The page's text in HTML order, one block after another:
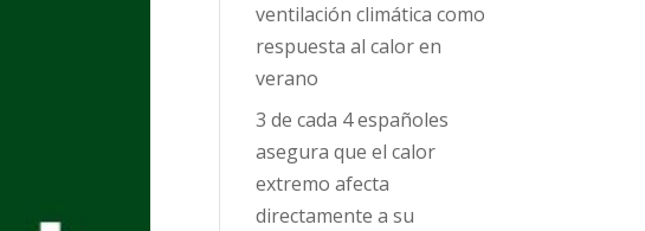
ventilación climática como
respuesta al calor en
verano
3 de cada 4 españoles
asegura que el calor
extremo afecta
directamente a su